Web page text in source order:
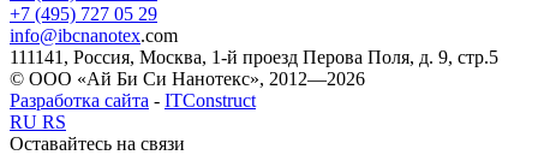
+7 (495) 727 05 29
info@ibcnanotex.com
111141, Россия, Москва, 1-й проезд Перова Поля, д. 9, стр.5
© ООО «Ай Би Си Нанотекс», 2012—2026
Разработка сайта - ITConstruct
RU RS
Оставайтесь на связи